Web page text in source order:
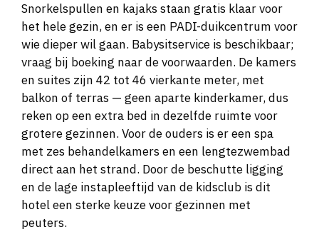
Snorkelspullen en kajaks staan gratis klaar voor
het hele gezin, en er is een PADI-duikcentrum voor
wie dieper wil gaan. Babysitservice is beschikbaar;
vraag bij boeking naar de voorwaarden. De kamers
en suites zijn 42 tot 46 vierkante meter, met
balkon of terras — geen aparte kinderkamer, dus
reken op een extra bed in dezelfde ruimte voor
grotere gezinnen. Voor de ouders is er een spa
met zes behandelkamers en een lengtezwembad
direct aan het strand. Door de beschutte ligging
en de lage instapleeftijd van de kidsclub is dit
hotel een sterke keuze voor gezinnen met
peuters.